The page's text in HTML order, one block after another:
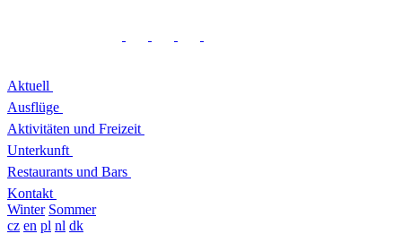
Aktuell
Ausflüge
Aktivitäten und Freizeit
Unterkunft
Restaurants und Bars
Kontakt
Winter Sommer
cz en pl nl dk